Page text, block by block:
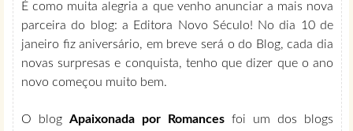
É como muita alegria a que venho anunciar a mais nova
parceira do blog: a Editora Novo Século! No dia 10 de
janeiro fiz aniversário, em breve será o do Blog, cada dia
novas surpresas e conquista, tenho que dizer que o ano
novo começou muito bem.
O blogApaixonada por Romances foi um dos blogs